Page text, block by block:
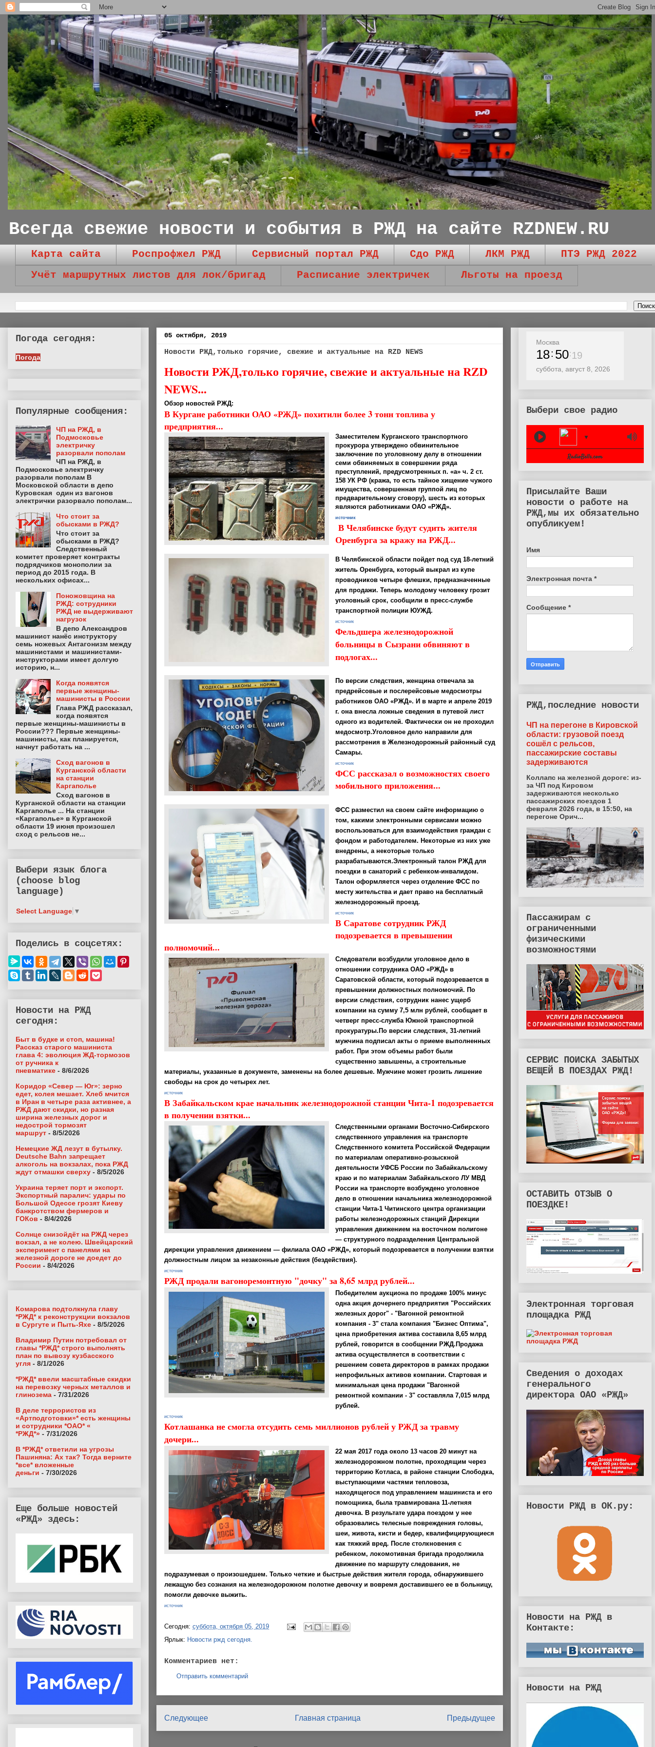
Всегда свежие новости и события в РЖД на сайте RZDNEW.RU
Карта сайта Роспрофжел РЖД Сервисный портал РЖД Сдо РЖД ЛКМ РЖД
ПТЭ РЖД 2022
Учёт маршрутных листов для лок/бригад
Расписание электричек Льготы на проезд
05 октября, 2019
Новости РЖД,только горячие, свежие и актуальные на RZD NEWS
Новости РЖД,только горячие, свежие и актуальные на RZD
NEWS...
Обзор новостей РЖД:
В Кургане работники ОАО «РЖД» похитили более 3 тонн топлива у
предприятия...
Заместителем Курганского транспортного
прокурора утверждено обвинительное
заключение по уголовному делу в отношении
семи обвиняемых в совершении ряда
преступлений, предусмотренных п. «а» ч. 2 ст.
158 УК РФ (кража, то есть тайное хищение чужого
имущества, совершенная группой лиц по
предварительному сговору), шесть из которых
являются работниками ОАО «РЖД».
источник
В Челябинске будут судить жителя
Оренбурга за кражу на РЖД...
В Челябинской области пойдет под суд 18-летний
житель Оренбурга, который выкрал из купе
проводников четыре флешки, предназначенные
для продажи. Теперь молодому человеку грозит
уголовный срок, сообщили в пресс-службе
транспортной полиции ЮУЖД.
источник
Фельдшера железнодорожной
больницы в Сызрани обвиняют в
подлогах...
По версии следствия, женщина отвечала за
предрейсовые и послерейсовые медосмотры
работников ОАО «РЖД». И в марте и апреле 2019
г. она внесла ложные сведения в путевой лист
одного из водителей. Фактически он не проходил
медосмотр.Уголовное дело направили для
рассмотрения в Железнодорожный районный суд
Самары.
источник
ФСС рассказал о возможностях своего
мобильного приложения...
ФСС разместил на своем сайте информацию о
том, какими электронными сервисами можно
воспользоваться для взаимодействия граждан с
фондом и работодателем. Некоторые из них уже
внедрены, а некоторые только
разрабатываются.Электронный талон РЖД для
поездки в санаторий с ребенком-инвалидом.
Талон оформляется через отделение ФСС по
месту жительства и дает право на бесплатный
железнодорожный проезд.
источник
В Саратове сотрудник РЖД
подозревается в превышении
полномочий...
Следователи возбудили уголовное дело в
отношении сотрудника ОАО «РЖД» в
Саратовской области, который подозревается в
превышении должностных полномочий. По
версии следствия, сотрудник нанес ущерб
компании на сумму 7,5 млн рублей, сообщает в
четверг пресс-служба Южной транспортной
прокуратуры.По версии следствия, 31-летний
мужчина подписал акты о приеме выполненных
работ. При этом объемы работ были
существенно завышены, а строительные
материалы, указанные в документе, заменены на более дешевые. Мужчине может грозить лишение
свободы на срок до четырех лет.
источник
В Забайкальском крае начальник железнодорожной станции Чита-1 подозревается
в получении взятки...
Следственными органами Восточно-Сибирского
следственного управления на транспорте
Следственного комитета Российской Федерации
по материалам оперативно-розыскной
деятельности УФСБ России по Забайкальскому
краю и по материалам Забайкальского ЛУ МВД
России на транспорте возбуждено уголовное
дело в отношении начальника железнодорожной
станции Чита-1 Читинского центра организации
работы железнодорожных станций Дирекции
управления движением на восточном полигоне
— структурного подразделения Центральной
дирекции управления движением — филиала ОАО «РЖД», который подозревается в получении взятки
должностным лицом за незаконные действия (бездействия).
источник
РЖД продали вагоноремонтную "дочку" за 8,65 млрд рублей...
Победителем аукциона по продаже 100% минус
одна акция дочернего предприятия "Российских
железных дорог" - "Вагонной ремонтной
компания - 3" стала компания "Бизнес Оптима",
цена приобретения актива составила 8,65 млрд
рублей, говорится в сообщении РЖД.Продажа
актива осуществляется в соответствии с
решением совета директоров в рамках продажи
непрофильных активов компании. Стартовая и
минимальная цена продажи "Вагонной
ремонтной компании - 3" составляла 7,015 млрд
рублей.
источник
Котлашанка не смогла отсудить семь миллионов рублей у РЖД за травму
дочери...
22 мая 2017 года около 13 часов 20 минут на
железнодорожном полотне, проходящим через
территорию Котласа, в районе станции Слободка,
выступающими частями тепловоза,
находящегося под управлением машиниста и его
помощника, была травмирована 11-летняя
девочка. В результате удара поездом у нее
образовались телесные повреждения головы,
шеи, живота, кисти и бедер, квалифицирующиеся
как тяжкий вред. После столкновения с
ребенком, локомотивная бригада продолжила
движение по маршруту следования, не
подразумевая о произошедшем. Только четкие и быстрые действия жителя города, обнаружившего
лежащую без сознания на железнодорожном полотне девочку и вовремя доставившего ее в больницу,
помогли девочке выжить.
источник
Сегодня: суббота, октября 05, 2019
Ярлык: Новости ржд сегодня.
Комментариев нет:
Отправить комментарий
Следующее Предыдущее
Главная страница
Погода сегодня:
Погода
Популярные сообщения:
ЧП на РЖД, в
Подмосковье
электричку
разорвали пополам
ЧП на РЖД, в
Подмосковье электричку
разорвали пополам В
Московской области в депо
Куровская один из вагонов
электрички разорвало пополам...
Что стоит за
обысками в РЖД?
Что стоит за
обысками в РЖД?
Следственный
комитет проверяет контракты
подрядчиков монополии за
период до 2015 года. В
нескольких офисах...
Поножовщина на
РЖД: сотрудники
РЖД не выдерживают
нагрузок
В депо Александров
машинист нанёс инструктору
семь ножевых Антагонизм между
машинистами и машинистами-
инструкторами имеет долгую
историю, н...
Когда появятся
первые женщины-
машинисты в России
Глава РЖД рассказал,
когда появятся
первые женщины-машинисты в
России??? Первые женщины-
машинисты, как планируется,
начнут работать на ...
Сход вагонов в
Курганской области
на станции
Каргаполье
Сход вагонов в
Курганской области на станции
Каргаполье ... На станции
«Каргаполье» в Курганской
области 19 июня произошел
сход с рельсов не...
Выбери язык блога
(choose blog
language)
Select Language ▼
Поделись в соцсетях:
Новости на РЖД
сегодня:
Быт в будке и стоп, машина!
Рассказ старого машиниста
глава 4: эволюция ЖД-тормозов
от ручника к
пневматике - 8/6/2026
Коридор «Север — Юг»: зерно
едет, колея мешает. Хлеб мчится
в Иран в четыре раза активнее, а
РЖД дают скидки, но разная
ширина железных дорог и
недострой тормозят
маршрут - 8/5/2026
Немецкие ЖД лезут в бутылку.
Deutsche Bahn запрещает
алкоголь на вокзалах, пока РЖД
ждут отмашки сверху - 8/5/2026
Украина теряет порт и экспорт.
Экспортный паралич: удары по
Большой Одессе грозят Киеву
банкротством фермеров и
ГОКов - 8/4/2026
Солнце снизойдёт на РЖД через
вокзал, а не колею. Швейцарский
эксперимент с панелями на
железной дороге не доедет до
России - 8/4/2026
Комарова подтолкнула главу
*РЖД* к реконструкции вокзалов
в Сургуте и Пыть-Яхе - 8/5/2026
Владимир Путин потребовал от
главы *РЖД* строго выполнять
план по вывозу кузбасского
угля - 8/1/2026
*РЖД* ввели масштабные скидки
на перевозку черных металлов и
глинозема - 7/31/2026
В деле террористов из
«Артподготовки»* есть женщины
и сотрудники *ОАО* «
*РЖД*» - 7/31/2026
В *РЖД* ответили на угрозы
Пашиняна: Ах так? Тогда верните
*все* вложенные
деньги - 7/30/2026
Еще больше новостей
«РЖД» здесь:
Москва
18 50 22
суббота, август 8, 2026
Выбери свое радио
▼
Присылайте Ваши
новости о работе на
РЖД,мы их обязательно
опубликуем!
Имя
Электронная почта *
Сообщение *
РЖД,последние новости
ЧП на перегоне в Кировской
области: грузовой поезд
сошёл с рельсов,
пассажирские составы
задерживаются
Коллапс на железной дороге: из-
за ЧП под Кировом
задерживаются несколько
пассажирских поездов 1
февраля 2026 года, в 15:50, на
перегоне Орич...
Пассажирам с
ограниченными
физическими
возможностями
СЕРВИС ПОИСКА ЗАБЫТЫХ
ВЕЩЕЙ В ПОЕЗДАХ РЖД!
ОСТАВИТЬ ОТЗЫВ О
ПОЕЗДКЕ!
Электронная торговая
площадка РЖД
Сведения о доходах
генерального
директора ОАО «РЖД»
Новости РЖД в ОК.ру:
Новости на РЖД в
Контакте:
Новости на РЖД